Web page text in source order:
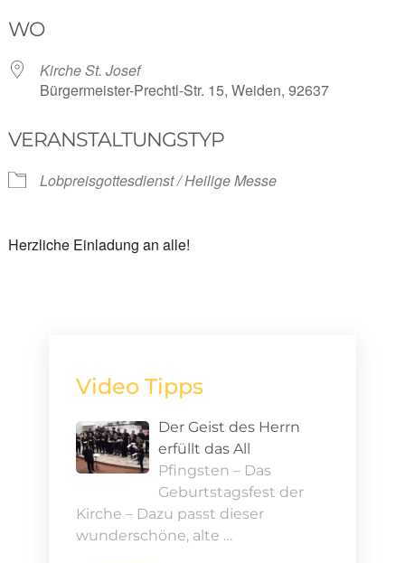
WO
Kirche St. Josef
Bürgermeister-Prechtl-Str. 15, Weiden, 92637
VERANSTALTUNGSTYP
Lobpreisgottesdienst / Heilige Messe
Herzliche Einladung an alle!
Video Tipps
Der Geist des Herrn
erfüllt das All
Pfingsten – Das
Geburtstagsfest der
Kirche – Dazu passt dieser
wunderschöne, alte …